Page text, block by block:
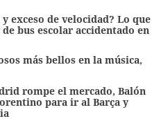
exceso de velocidad? Lo que
bus escolar accidentado en
más bellos en la música,
rompe el mercado, Balón
para ir al Barça y